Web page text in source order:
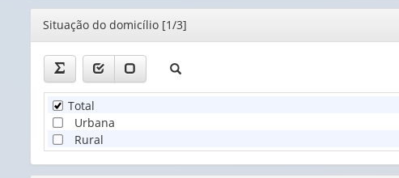
Editor
Situação do domicílio [1/3]
Total
Urbana
Rural